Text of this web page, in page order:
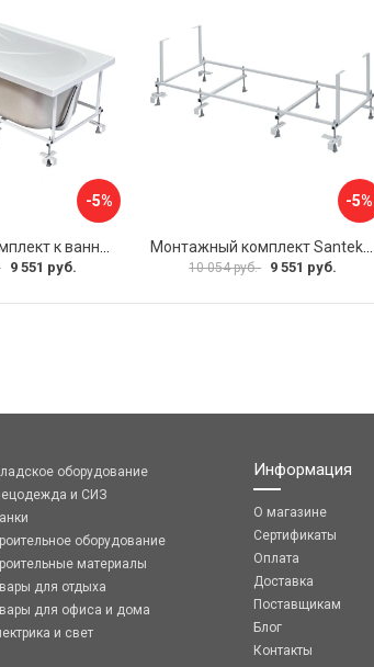
-5%
9 551 руб.
-5%
10 054 руб. 9 551 руб.
оборудование
и СИЗ
оборудование
материалы
для отдыха
для офиса и дома
и свет
Информация
О магазине
Сертификаты
Оплата
Доставка
Поставщикам
Блог
Контакты